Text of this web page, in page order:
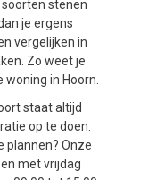
stenen
je ergens
vergelijken in
Zo weet je
in Hoorn.
staat altijd
op te doen.
plannen? Onze
met vrijdag